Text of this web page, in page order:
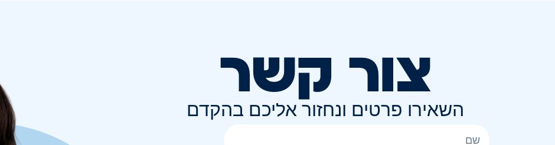
צור קשר
השאירו פרטים ונחזור אליכם בהקדם